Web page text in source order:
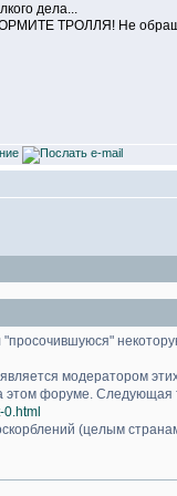
дела...
ТРОЛЛЯ! Не
модератором
этом форуме.
(целым